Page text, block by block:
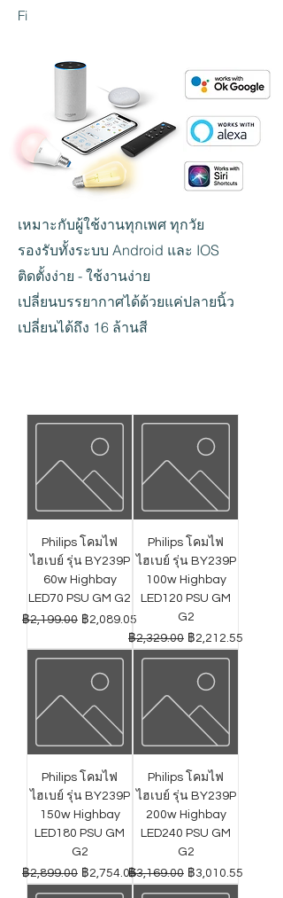
Fi
เหมาะกับผู้ใช้งานทุกเพศ ทุกวัย
รองรับทั้งระบบ Android และ IOS
ติดตั้งง่าย - ใช้งานง่าย
เปลี่ยนบรรยากาศได้ด้วยแค่ปลายนิ้ว
เปลี่ยนได้ถึง 16 ล้านสี
Philips โคมไฟ
ไฮเบย์ รุ่น BY239P
60w Highbay
LED70 PSU GM G2
ราคาปกติ
฿2,199.00 ราคาขายลด
฿2,089.05
Philips โคมไฟ
ไฮเบย์ รุ่น BY239P
100w Highbay
LED120 PSU GM
G2
ราคาปกติ
฿2,329.00 ราคาขายลด
฿2,212.55
Philips โคมไฟ
ไฮเบย์ รุ่น BY239P
150w Highbay
LED180 PSU GM
G2
ราคาปกติ
฿2,899.00 ราคาขายลด
฿2,754.05
Philips โคมไฟ
ไฮเบย์ รุ่น BY239P
200w Highbay
LED240 PSU GM
G2
ราคาปกติ
฿3,169.00 ราคาขายลด
฿3,010.55